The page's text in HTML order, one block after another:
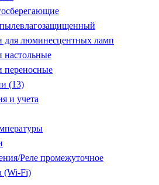
для люминесцентных ламп
настольные
переносные
(13)
и учета
Реле промежуточное
(Wi-Fi)